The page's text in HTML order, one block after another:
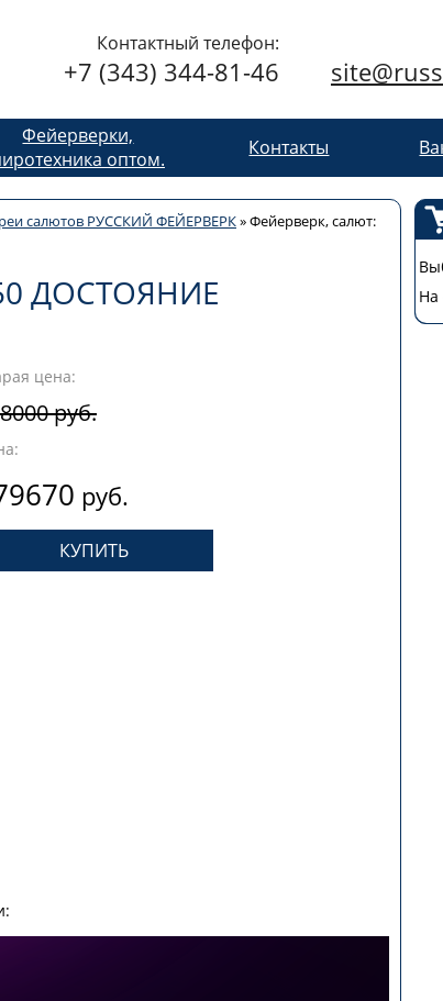
Контактный телефон:
+7 (343) 344-81-46
Фейерверки,
оптом.
Контакты
салютов РУССКИЙ ФЕЙЕРВЕРК»Фейерверк, салют:
ДОСТОЯНИЕ
цена:
руб.
руб.
На